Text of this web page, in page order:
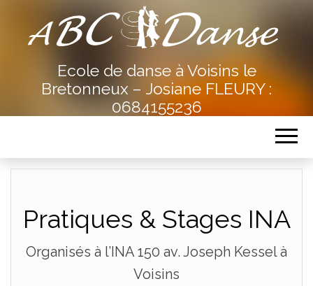
Ecole de danse à Voisins le
Bretonneux – Josiane FLEURY :
0684155236
Pratiques & Stages INA
Organisés à l’INA 150 av. Joseph Kessel à
Voisins